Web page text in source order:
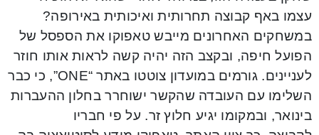
עצמו באף קבוצה תחרותית ואיכותית באירופה?
במשחקים האחרונים מייבש טאפוקו את הספסל של
הפועל חיפה, ובקצב הזה יהיה קשה לראות אותו חוזר
לעניינים. גורמים במועדון צוטטו באתר “ONE”, כי כבר
השלימו עם העובדה שהקשר ישוחרר בחלון ההעברות
בינואר, ובמקומו יגיע חלוץ זר. על פי חבריו